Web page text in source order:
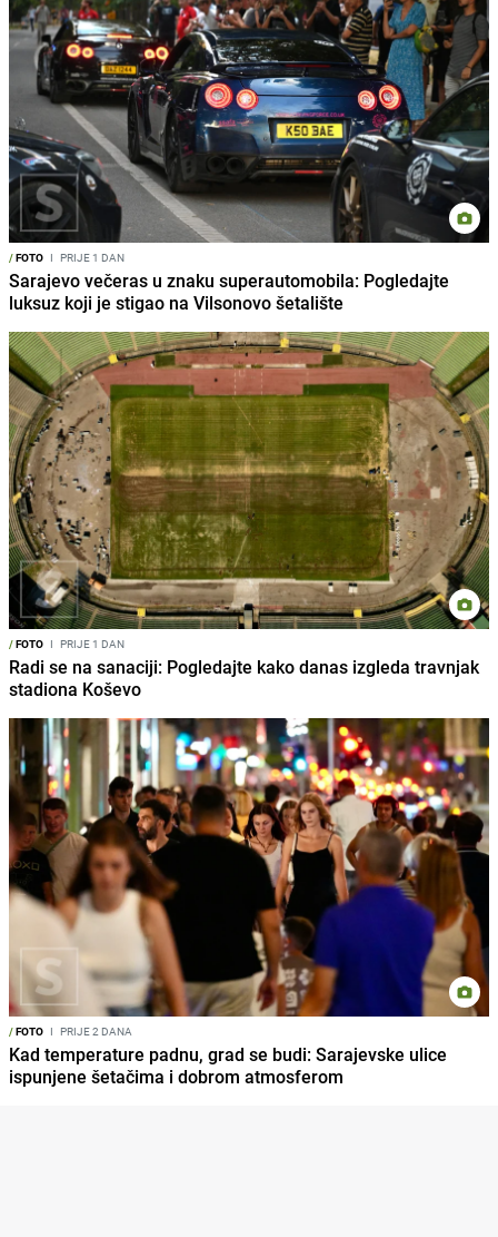
/FOTO I PRIJE 1 DAN
Sarajevo večeras u znaku superautomobila: Pogledajte
luksuz koji je stigao na Vilsonovo šetalište
/FOTO I PRIJE 1 DAN
Radi se na sanaciji: Pogledajte kako danas izgleda travnjak
stadiona Koševo
/FOTO I PRIJE 2 DANA
Kad temperature padnu, grad se budi: Sarajevske ulice
ispunjene šetačima i dobrom atmosferom